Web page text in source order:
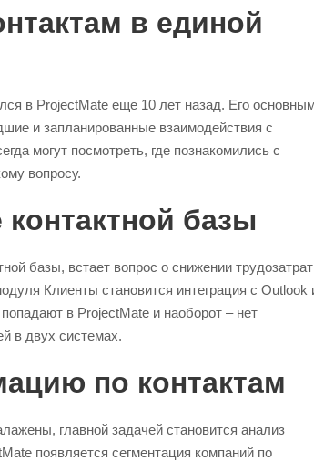
в единой
в ProjectMate еще 10 лет назад. Его
и запланированные взаимодействия с
могут посмотреть, где познакомились с
вопросу.
базы
базы, встает вопрос о снижении трудозатрат
Клиенты становится интеграция с Outlook
в ProjectMate и наоборот – нет
в двух системах.
по контактам
главной задачей становится анализ
появляется сегментация компаний по